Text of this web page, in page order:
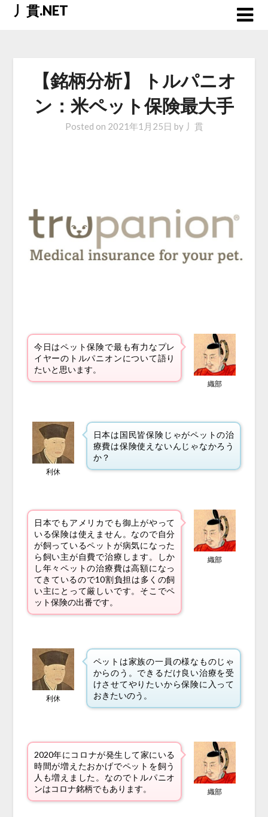
Skip丿貫.NET
【銘柄分析】 トルパニオ
ン：米ペット保険最大手
Posted on 2021年1月25日 by 丿貫
今日はペット保険で最も有力なプレ
イヤーのトルパニオンについて語り
たいと思います。
織部
利休
日本は国民皆保険じゃがペットの治
療費は保険使えないんじゃなかろう
か？
日本でもアメリカでも御上がやって
いる保険は使えません。なので自分
が飼っているペットが病気になった
ら飼い主が自費で治療します。しか
し年々ペットの治療費は高額になっ
てきているので10割負担は多くの飼
い主にとって厳しいです。そこでペ
ット保険の出番です。
織部
利休
ペットは家族の一員の様なものじゃ
からのう。できるだけ良い治療を受
けさせてやりたいから保険に入って
おきたいのう。
2020年にコロナが発生して家にいる
時間が増えたおかげでペットを飼う
人も増えました。なのでトルパニオ
ンはコロナ銘柄でもあります。
織部